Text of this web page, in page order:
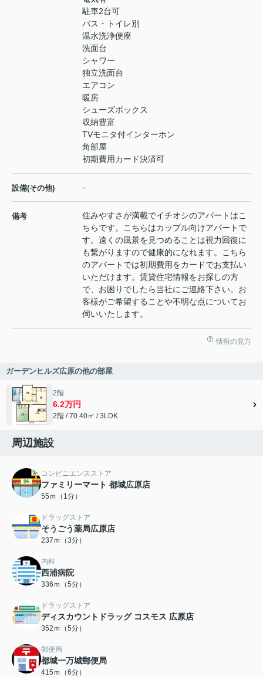
駐車2台可
バス・トイレ別
温水洗浄便座
洗面台
シャワー
独立洗面台
エアコン
暖房
シューズボックス
収納豊富
TVモニタ付インターホン
角部屋
初期費用カード決済可
設備(その他) -
備考
住みやすさが満載でイチオシのアパートはこ
ちらです。こちらはカップル向けアパートで
す。遠くの風景を見つめることは視力回復に
も繋がりますので健康的になれます。こちら
のアパートでは初期費用をカードでお支払い
いただけます。賃貸住宅情報をお探しの方
で、お困りでしたら当社にご連絡下さい。お
客様がご希望することや不明な点についてお
伺いいたします。
情報の見方
ガーデンヒルズ広原の他の部屋
2階
6.2万円
2階 / 70.40㎡ / 3LDK
周辺施設
コンビニエンスストア
ファミリーマート 都城広原店
55ｍ（1分）
ドラッグストア
そうごう薬局広原店
237ｍ（3分）
内科
西浦病院
336ｍ（5分）
ドラッグストア
ディスカウントドラッグ コスモス 広原店
352ｍ（5分）
郵便局
都城一万城郵便局
415ｍ（6分）